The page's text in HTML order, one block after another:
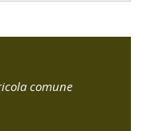
comune